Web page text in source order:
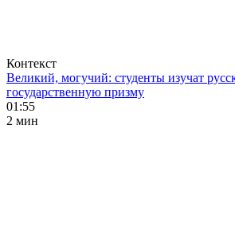
Контекст
Великий, могучий: студенты изучат
государственную призму
01:55
2 мин